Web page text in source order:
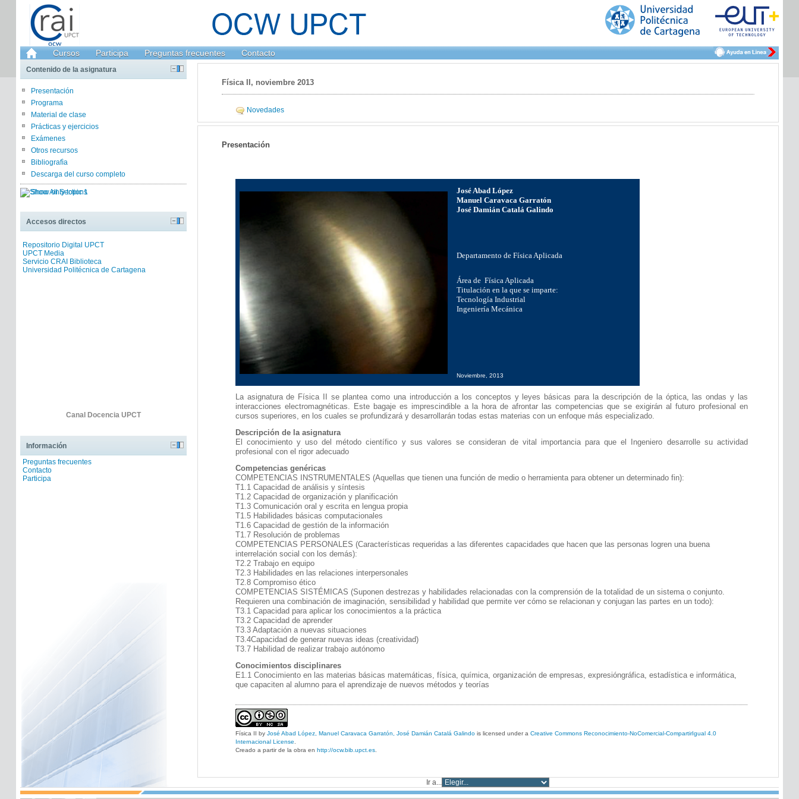
Cursos Participa Preguntas frecuentes Contacto
Física II, noviembre 2013
Novedades
Presentación
José Abad López
Manuel Caravaca Garratón
José Damián Catalá Galindo
Departamento de Física Aplicada
Área de Física Aplicada
Titulación en la que se imparte:
Tecnología Industrial
Ingeniería Mecánica
Noviembre, 2013
La asignatura de Física II se plantea como una introducción a los conceptos y leyes básicas para la descripción de la óptica, las ondas y las
interacciones electromagnéticas. Este bagaje es imprescindible a la hora de afrontar las competencias que se exigirán al futuro profesional en
cursos superiores, en los cuales se profundizará y desarrollarán todas estas materias con un enfoque más especializado.
Descripción de la asignatura
El conocimiento y uso del método científico y sus valores se consideran de vital importancia para que el Ingeniero desarrolle su actividad
profesional con el rigor adecuado
Competencias genéricas
COMPETENCIAS INSTRUMENTALES (Aquellas que tienen una función de medio o herramienta para obtener un determinado fin):
T1.1 Capacidad de análisis y síntesis
T1.2 Capacidad de organización y planificación
T1.3 Comunicación oral y escrita en lengua propia
T1.5 Habilidades básicas computacionales
T1.6 Capacidad de gestión de la información
T1.7 Resolución de problemas
COMPETENCIAS PERSONALES (Características requeridas a las diferentes capacidades que hacen que las personas logren una buena
interrelación social con los demás):
T2.2 Trabajo en equipo
T2.3 Habilidades en las relaciones interpersonales
T2.8 Compromiso ético
COMPETENCIAS SISTÉMICAS (Suponen destrezas y habilidades relacionadas con la comprensión de la totalidad de un sistema o conjunto.
Requieren una combinación de imaginación, sensibilidad y habilidad que permite ver cómo se relacionan y conjugan las partes en un todo):
T3.1 Capacidad para aplicar los conocimientos a la práctica
T3.2 Capacidad de aprender
T3.3 Adaptación a nuevas situaciones
T3.4Capacidad de generar nuevas ideas (creatividad)
T3.7 Habilidad de realizar trabajo autónomo
Conocimientos disciplinares
E1.1 Conocimiento en las materias básicas matemáticas, física, química, organización de empresas, expresióngráfica, estadística e informática,
que capaciten al alumno para el aprendizaje de nuevos métodos y teorías
Física II by José Abad López, Manuel Caravaca Garratón, José Damián Catalá Galindois licensed under a Creative Commons Reconocimiento-NoComercial-CompartirIgual 4.0
Internacional License
Creado a partir de la obra en http://ocw.bib.upct.es.
Ir a...
Contenido de la asignatura
Presentación
Programa
Material de clase
Prácticas y ejercicios
Exámenes
Otros recursos
Bibliografìa
Descarga del curso completo
Show only topic1
Accesos directos
Repositorio Digital UPCT
UPCT Media
Servicio CRAI Biblioteca
Universidad Politécnica de Cartagena
Canal Docencia UPCT
Información
Preguntas frecuentes
Contacto
Participa